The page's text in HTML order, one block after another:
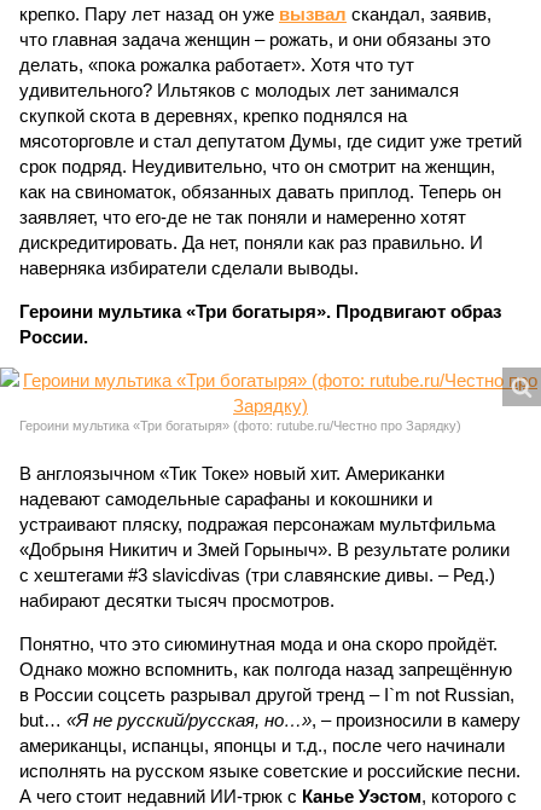
крепко. Пару лет назад он уже вызвал скандал, заявив,
что главная задача женщин – рожать, и они обязаны это
делать, «пока рожалка работает». Хотя что тут
удивительного? Ильтяков с молодых лет занимался
скупкой скота в деревнях, крепко поднялся на
мясоторговле и стал депутатом Думы, где сидит уже третий
срок подряд. Неудивительно, что он смотрит на женщин,
как на свиноматок, обязанных давать приплод. Теперь он
заявляет, что его-де не так поняли и намеренно хотят
дискредитировать. Да нет, поняли как раз правильно. И
наверняка избиратели сделали выводы.
Героини мультика «Три богатыря». Продвигают образ
России.
Героини мультика «Три богатыря» (фото: rutube.ru/Честно про Зарядку)
В англоязычном «Тик Токе» новый хит. Американки
надевают самодельные сарафаны и кокошники и
устраивают пляску, подражая персонажам мультфильма
«Добрыня Никитич и Змей Горыныч». В результате ролики
с хештегами #3 slavicdivas (три славянские дивы. – Ред.)
набирают десятки тысяч просмотров.
Понятно, что это сиюминутная мода и она скоро пройдёт.
Однако можно вспомнить, как полгода назад запрещённую
в России соцсеть разрывал другой тренд – I`m not Russian,
but… «Я не русский/русская, но…», – произносили в камеру
американцы, испанцы, японцы и т.д., после чего начинали
исполнять на русском языке советские и российские песни.
А чего стоит недавний ИИ-трюк с Канье Уэстом, которого с